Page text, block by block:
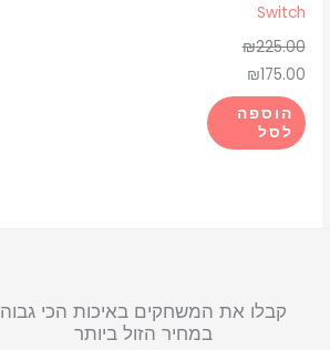
Switch
₪225.00
₪175.00
הוספה
לסל
קבלו את המשחקים באיכות הכי גבוה
במחיר הזול ביותר